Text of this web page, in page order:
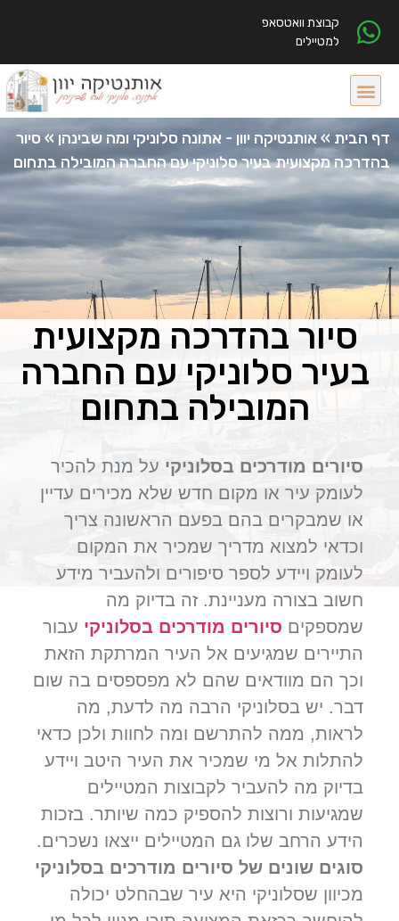
קבוצת וואטסאפ
למטיילים
דף הבית »אותנטיקה יוון - אתונה סלוניקי ומה שבינהן»סיור
בהדרכה מקצועית בעיר סלוניקי עם החברה המובילה בתחום
סיור בהדרכה מקצועית
בעיר סלוניקי עם החברה
המובילה בתחום
סיורים מודרכים בסלוניקי על מנת להכיר
לעומק עיר או מקום חדש שלא מכירים עדיין
או שמבקרים בהם בפעם הראשונה צריך
וכדאי למצוא מדריך שמכיר את המקום
לעומק ויידע לספר סיפורים ולהעביר מידע
חשוב בצורה מעניינת. זה בדיוק מה
שמספקים סיורים מודרכים בסלוניקי עבור
התיירים שמגיעים אל העיר המרתקת הזאת
וכך הם מוודאים שהם לא מפספסים בה שום
דבר. יש בסלוניקי הרבה מה לדעת, מה
לראות, ממה להתרשם ומה לחוות ולכן כדאי
להתלות אל מי שמכיר את העיר היטב ויידע
בדיוק מה להעביר לקבוצות המטיילים
שמגיעות ורוצות להספיק כמה שיותר. בזכות
הידע הרחב שלו גם המטיילים ייצאו נשכרים.
סוגים שונים של סיורים מודרכים בסלוניקי
מכיוון שסלוניקי היא עיר שבהחלט יכולה